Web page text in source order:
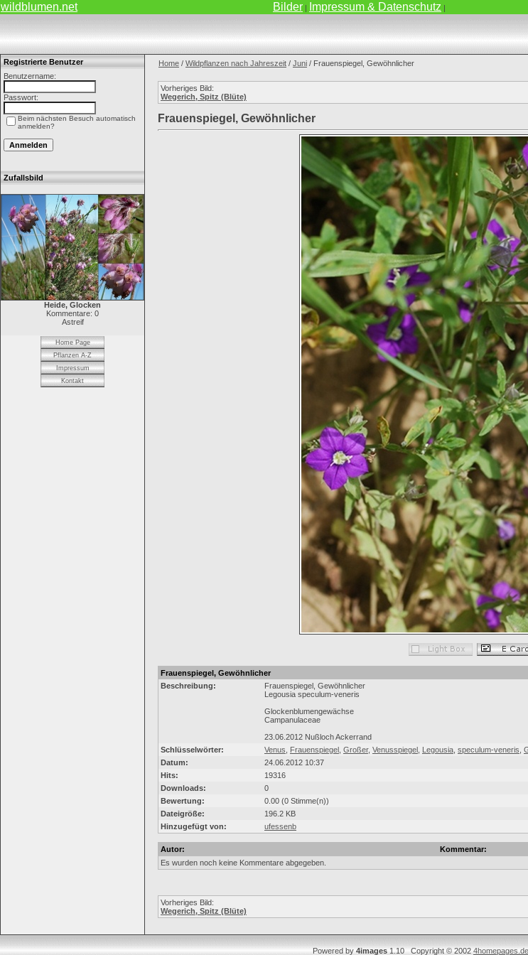
wildblumen.net Bilder | Impressum & Datenschutz |
Registrierte Benutzer
Benutzername:
Passwort:
Beim nächsten Besuch automatisch
anmelden?
Zufallsbild
Heide, Glocken
Kommentare: 0
Astreif
Home Page
Pflanzen A-Z
Impressum
Kontakt
Home / Wildpflanzen nach Jahreszeit / Juni / Frauenspiegel, Gewöhnlicher
Vorheriges Bild:
Wegerich, Spitz (Blüte)
Frauenspiegel, Gewöhnlicher
Frauenspiegel, Gewöhnlicher
Beschreibung:
Frauenspiegel, Gewöhnlicher
Legousia speculum-veneris
Glockenblumengewächse
Campanulaceae
23.06.2012 Nußloch Ackerrand
Schlüsselwörter:
Venus Frauenspiegel Großer, Venusspiegel Legousia speculum-veneris
Datum:
24.06.2012 10:37
Hits:
19316
Downloads:
0
Bewertung:
0.00 (0 Stimme(n))
Dateigröße:
196.2 KB
Hinzugefügt von:
ufessenb
Autor:
Kommentar:
Es wurden noch keine Kommentare abgegeben.
Vorheriges Bild:
Wegerich, Spitz (Blüte)
Powered by4images1.10 Copyright © 20024homepages.de